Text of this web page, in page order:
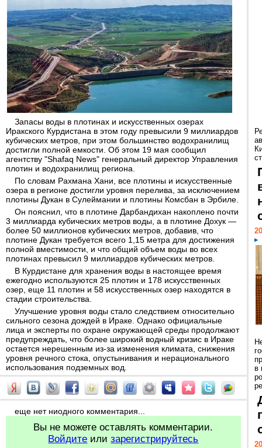
Запасы воды в плотинах и искусственных озерах
Иракского Курдистана в этом году превысили 9 миллиардов
кубических метров, при этом большинство водохранилищ
достигли полной емкости. Об этом 19 мая сообщил
агентству "Shafaq News" генеральный директор Управления
плотин и водохранилищ региона.
По словам Рахмана Хани, все плотины и искусственные
озера в регионе достигли уровня перелива, за исключением
плотины Дукан в Сулеймании и плотины Комсбан в Эрбиле.
Он пояснил, что в плотине Дарбандихан накоплено почти
3 миллиарда кубических метров воды, а в плотине Дохук —
более 50 миллионов кубических метров, добавив, что
плотине Дукан требуется всего 1,15 метра для достижения
полной вместимости, и что общий объем воды во всех
плотинах превысил 9 миллиардов кубических метров.
В Курдистане для хранения воды в настоящее время
ежегодно используются 25 плотин и 178 искусственных
озер, еще 11 плотин и 58 искусственных озер находятся в
стадии строительства.
Улучшение уровня воды стало следствием относительно
сильного сезона дождей в Ираке. Однако официальные
лица и эксперты по охране окружающей среды продолжают
предупреждать, что более широкий водный кризис в Ираке
остается нерешенным из-за изменения климата, снижения
уровня речного стока, опустынивания и нерационального
использования подземных вод.
еще нет ниодного комментария...
Вы не можете оставлять комментарии.
Войдите илизарегистрируйтесь
в